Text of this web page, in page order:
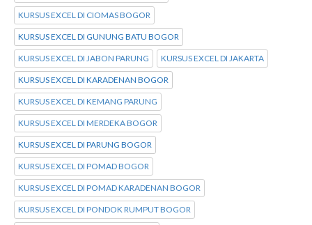
KURSUS EXCEL DI CIOMAS BOGOR
KURSUS EXCEL DI GUNUNG BATU BOGOR
KURSUS EXCEL DI JABON PARUNG KURSUS EXCEL DI JAKARTA
KURSUS EXCEL DI KARADENAN BOGOR
KURSUS EXCEL DI KEMANG PARUNG
KURSUS EXCEL DI MERDEKA BOGOR
KURSUS EXCEL DI PARUNG BOGOR
KURSUS EXCEL DI POMAD BOGOR
KURSUS EXCEL DI POMAD KARADENAN BOGOR
KURSUS EXCEL DI PONDOK RUMPUT BOGOR